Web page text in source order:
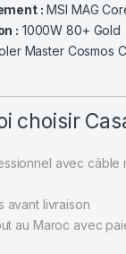
: MSI MAG
: 1000W 80+ Gold
Master Cosmos
choisir
avec câble
avant livraison
au Maroc avec